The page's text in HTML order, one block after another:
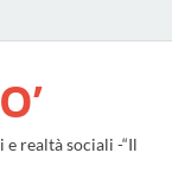
realtà sociali -“Il